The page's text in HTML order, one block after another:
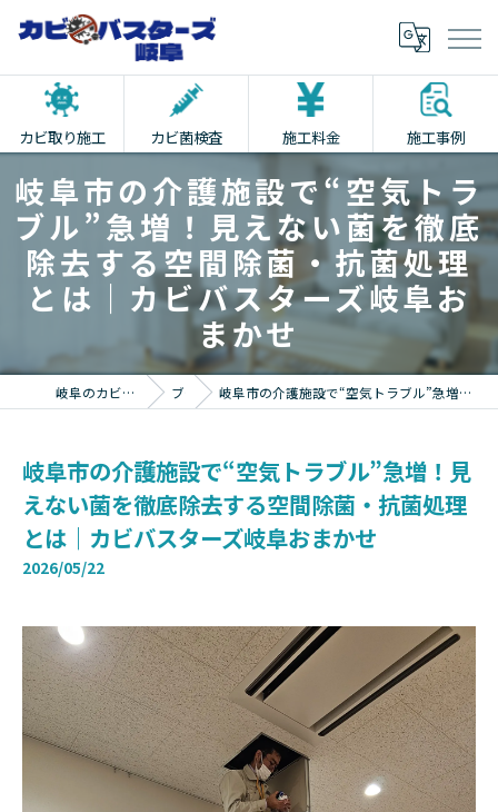
カビ取り施工 カビ菌検査 施工料金 施工事例
岐阜市の介護施設で“空気トラ
ブル”急増！見えない菌を徹底
除去する空間除菌・抗菌処理
とは｜カビバスターズ岐阜お
まかせ
岐阜のカビ取りならカビバスターズ岐阜 ブログ 岐阜市の介護施設で“空気トラブル”急増！見えない菌を徹底除去する空間除菌・抗菌処理とは｜カビバスターズ岐阜おまかせ
岐阜市の介護施設で“空気トラブル”急増！見
えない菌を徹底除去する空間除菌・抗菌処理
とは｜カビバスターズ岐阜おまかせ
2026/05/22